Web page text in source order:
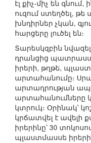
էլ քիչ-միչ են
ուզում ստեղծել,
խնդիրներ չկան,
հարցերը լուծել են։
Տարեսկզբին
դրանցից
իրերի, թղթե,
արտահանումը։
արտադրության
արտահանումները
կտրուկ։ Օրինակ՝
կրճատվել է ավելի
իրերինը՝ 30
պլաստմասսե